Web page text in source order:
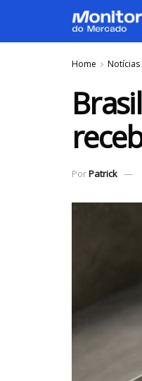
Home Notícias
PorPatrick